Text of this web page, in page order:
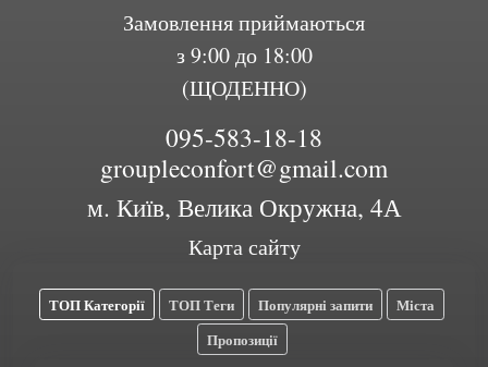
Замовлення приймаються
з 9:00 до 18:00
(ЩОДЕННО)
095-583-18-18
groupleconfort@gmail.com
м. Київ, Велика Окружна, 4А
Карта сайту
ТОП Категорії ТОП Теги Популярні запити
Міста
Пропозиції